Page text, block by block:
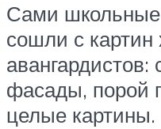
Сами школьные
сошли с картин
фасады, порой
целые картины.